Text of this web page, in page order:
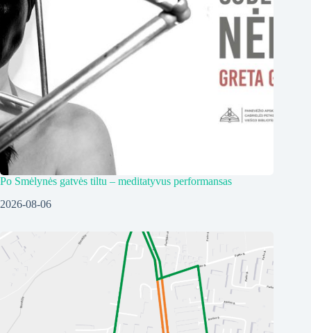
Po Smėlynės gatvės tiltu – meditatyvus performansas
2026-08-06